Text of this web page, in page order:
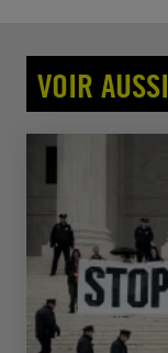
VOIR AUSSI